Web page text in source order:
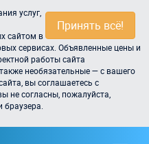
Принять всё!
услуг,
сайтом в
сервисах. Объявленные цены и
работы сайта
необязательные — с вашего
вы соглашаетесь с
не согласны, пожалуйста,
браузера.